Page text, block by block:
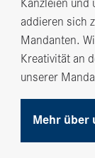
addieren sich
Mandanten.
Kreativität an
unserer
Mehr über